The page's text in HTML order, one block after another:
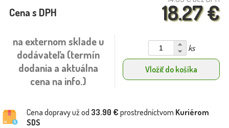
18.27 €
Cena s DPH
na externom sklade u
dodávateľa (termín
dodania a aktuálna
cena na info.)
ks
Vložiť do košíka
Cena dopravy už od 33.90 € prostredníctvom Kuriérom
SDS